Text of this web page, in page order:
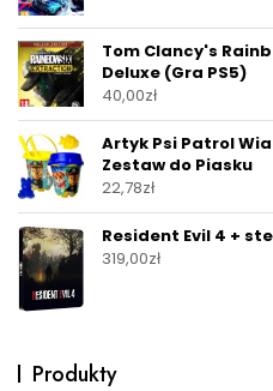
Tom Clancy's
Deluxe (Gra PS5)
40,00zł
Artyk Psi Patrol
Zestaw do Piasku
22,78zł
Resident Evil 4 +
319,00zł
Produkty